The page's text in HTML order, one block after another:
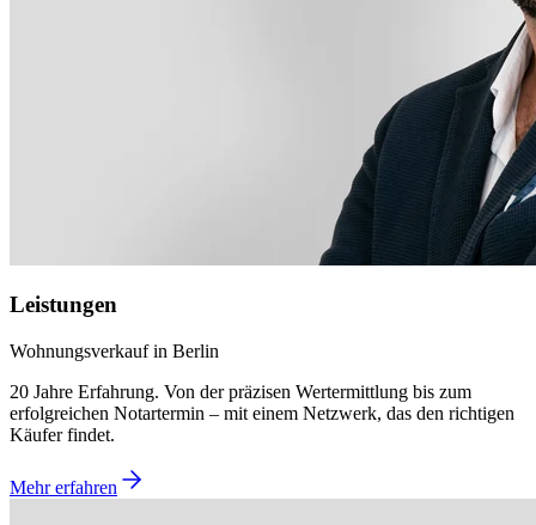
Leistungen
Wohnungsverkauf in Berlin
20 Jahre Erfahrung. Von der präzisen Wertermittlung bis zum
erfolgreichen Notartermin – mit einem Netzwerk, das den richtigen
Käufer findet.
Mehr erfahren